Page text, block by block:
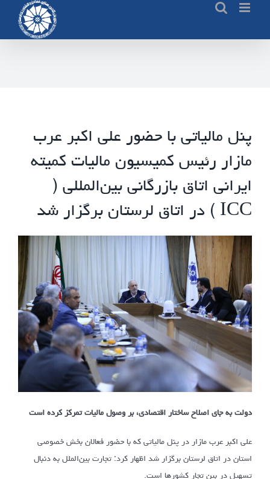
content
پنل مالیاتی با حضور علی اکبر عرب
مازار رئیس کمیسیون مالیات کمیته
ایرانی اتاق بازرگانی بین‌المللی (
ICC ) در اتاق لرستان برگزار شد
دولت به جای اصلاح ساختار اقتصادی، بر وصول مالیات تمرکز کرده است
علی اکبر عرب مازار در پنل مالیاتی که با حضور فعالان بخش خصوصی
استان در اتاق لرستان برگزار شد اظهار کرد: تجارت بین‌الملل به دنبال
تسهیل در بین تجار کشورها است.